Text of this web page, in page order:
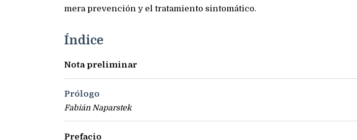
mera prevención y el tratamiento sintomático.
Índice
Nota preliminar
Prólogo
Fabián Naparstek
Prefacio